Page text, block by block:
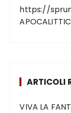
https://
ARTICOLI
VIVA LA